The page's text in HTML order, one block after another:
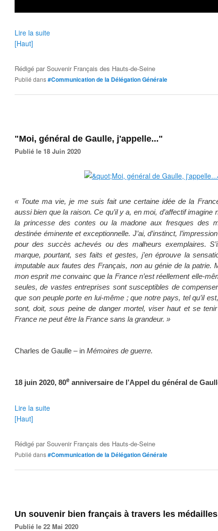
Lire la suite
[Haut]
Rédigé parSouvenir Français des Hauts-de-Seine
Publié dans#Communication de la Délégation Générale
"Moi, général de Gaulle, j'appelle..."
Publié le 18 Juin 2020
« Toute ma vie, je me suis fait une certaine idée de la
aussi bien que la raison. Ce qu’il y a, en moi, d’affectif imagine
la princesse des contes ou la madone aux fresques des
destinée éminente et exceptionnelle. J’ai, d’instinct,
pour des succès achevés ou des malheurs exemplaires.
marque, pourtant, ses faits et gestes, j’en éprouve la
imputable aux fautes des Français, non au génie de la patrie.
mon esprit me convainc que la France n’est réellement elle-
seules, de vastes entreprises sont susceptibles de
que son peuple porte en lui-même ; que notre pays, tel qu’il
sont, doit, sous peine de danger mortel, viser haut et se
France ne peut être la France sans la grandeur. »
Charles de Gaulle – in Mémoires de guerre.
18 juin 2020, 80e anniversaire de l’Appel du général de
Lire la suite
[Haut]
Rédigé parSouvenir Français des Hauts-de-Seine
Publié dans#Communication de la Délégation Générale
Un souvenir bien français à travers les
Publié le 22 Mai 2020